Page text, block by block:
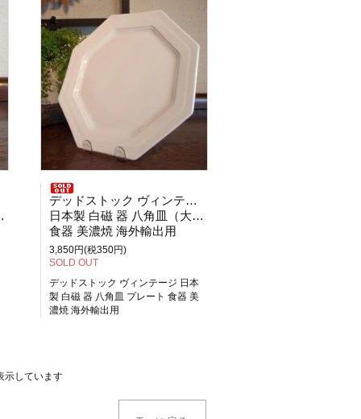
デッドストック ヴィンテージ
日本製 白磁 器 八角皿（大） プレート
食器 美濃焼 海外輸出用
3,850円(税350円)
SOLD OUT
デッドストック ヴィンテージ 日本
製 白磁 器 八角皿 プレート 食器 美
濃焼 海外輸出用
示しています